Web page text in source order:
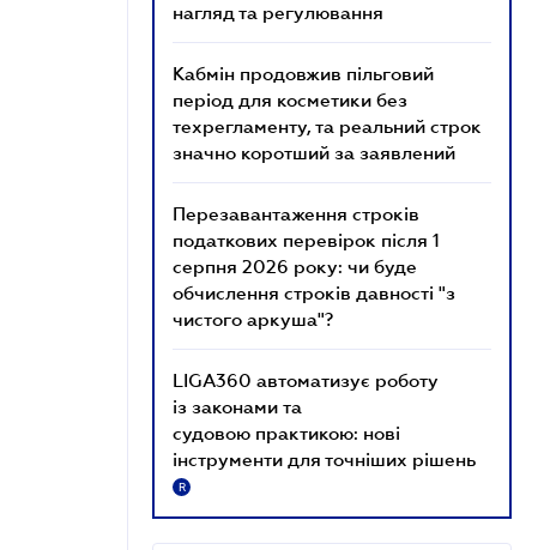
нагляд та регулювання
Кабмін продовжив пільговий
період для косметики без
техрегламенту, та реальний строк
значно коротший за заявлений
Перезавантаження строків
податкових перевірок після 1
серпня 2026 року: чи буде
обчислення строків давності "з
чистого аркуша"?
LIGA360 автоматизує роботу
із законами та
судовою практикою: нові
інструменти для точніших рішень
R